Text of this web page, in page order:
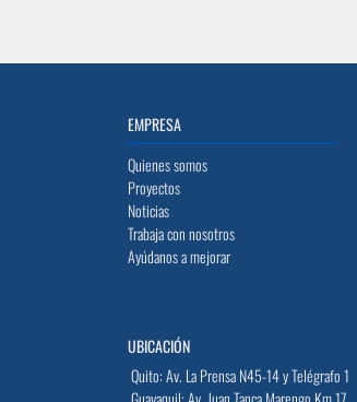
EMPRESA
Quienes somos
Proyectos
Noticias
Trabaja con nosotros
Ayúdanos a mejorar
UBICACIÓN
Quito: Av. La Prensa N45-14 y Telégrafo 1